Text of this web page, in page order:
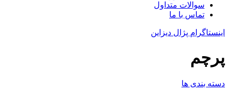
سوالات متداول
تماس با ما
اینستاگرام پژال دیزاین
پرچم
دسته بندی ها